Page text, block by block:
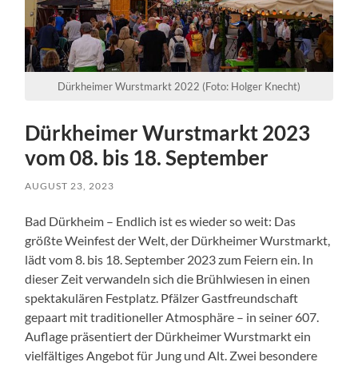
Dürkheimer Wurstmarkt 2022 (Foto: Holger Knecht)
Dürkheimer Wurstmarkt 2023
vom 08. bis 18. September
AUGUST 23, 2023
Bad Dürkheim – Endlich ist es wieder so weit: Das
größte Weinfest der Welt, der Dürkheimer Wurstmarkt,
lädt vom 8. bis 18. September 2023 zum Feiern ein. In
dieser Zeit verwandeln sich die Brühlwiesen in einen
spektakulären Festplatz. Pfälzer Gastfreundschaft
gepaart mit traditioneller Atmosphäre – in seiner 607.
Auflage präsentiert der Dürkheimer Wurstmarkt ein
vielfältiges Angebot für Jung und Alt. Zwei besondere